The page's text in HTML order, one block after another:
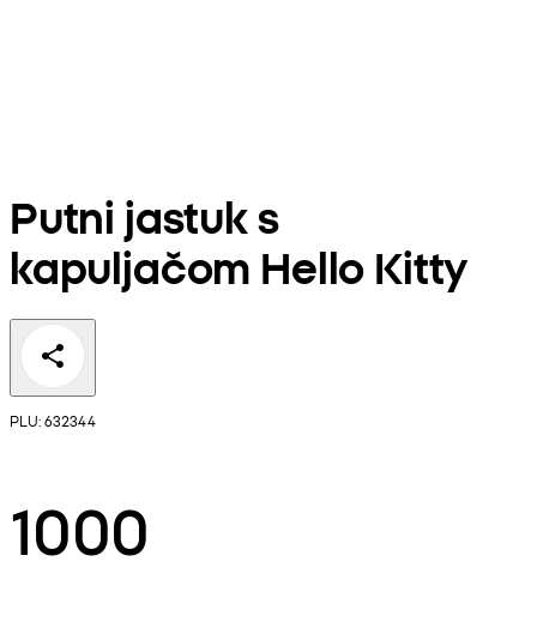
Putni jastuk s
kapuljačom Hello Kitty
PLU: 632344
1000